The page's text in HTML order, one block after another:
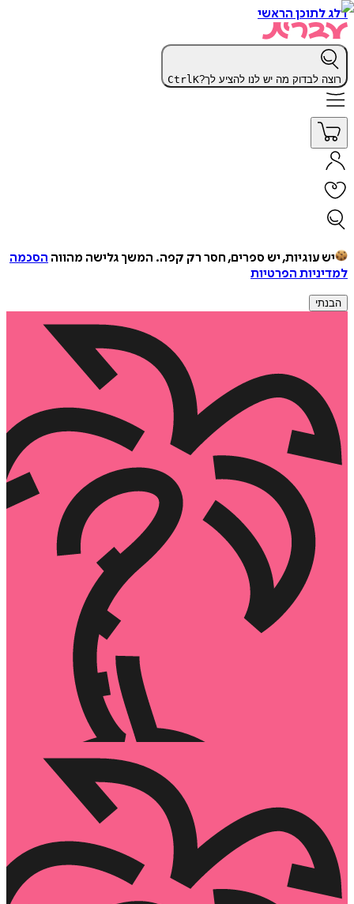
דלג לתוכן הראשי
רוצה לבדוק מה יש לנו להציע לך? CtrlK
יש עוגיות, יש ספרים, חסר רק קפה. המשך גלישה מהווה הסכמה
למדיניות הפרטיות
הבנתי